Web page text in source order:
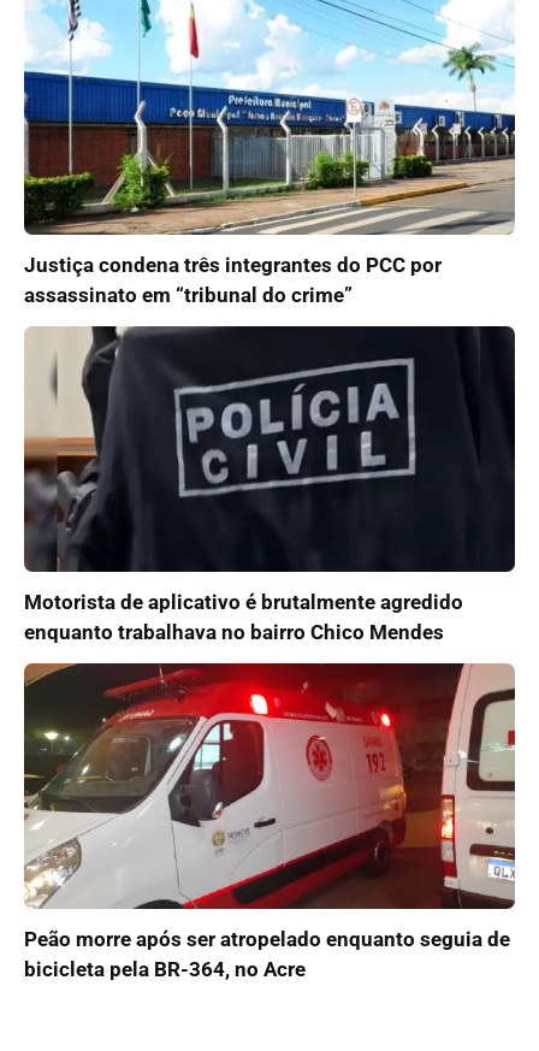
Justiça condena três integrantes do PCC por
assassinato em “tribunal do crime”
Motorista de aplicativo é brutalmente agredido
enquanto trabalhava no bairro Chico Mendes
Peão morre após ser atropelado enquanto seguia de
bicicleta pela BR-364, no Acre